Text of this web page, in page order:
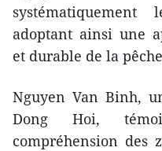
adoptant ainsi une
et durable de la
Nguyen Van Binh,
Dong Hoi,
compréhension des